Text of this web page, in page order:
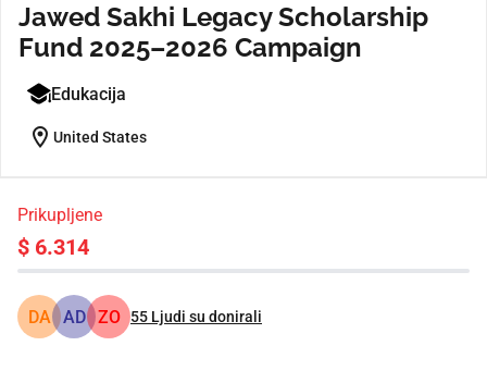
Jawed Sakhi Legacy Scholarship
Fund 2025–2026 Campaign
Edukacija
location_on United States
Prikupljene
$ 6.314
DA AD ZO 55 Ljudi su donirali